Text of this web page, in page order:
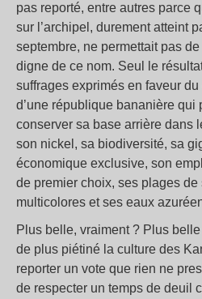
pas reporté, entre autres parce
sur l’archipel, durement atteint
septembre, ne permettait pas
digne de ce nom. Seul le
suffrages exprimés en faveur du
d’une république bananière qui
conserver sa base arrière dans
son nickel, sa biodiversité, sa
économique exclusive, son
de premier choix, ses plages
multicolores et ses eaux
Plus belle, vraiment ? Plus
de plus piétiné la culture des
reporter un vote que rien ne
de respecter un temps de deuil